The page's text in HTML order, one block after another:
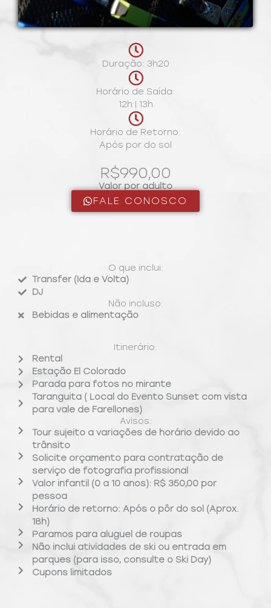
Duração: 3h20
Horário de Saída:
12h | 13h
Horário de Retorno:
Após por do sol
R$990,00
Valor por adulto
FALE CONOSCO
O que inclui:
Transfer (Ida e Volta)
DJ
Não incluso:
Bebidas e alimentação
Itinerário:
Rental
Estação El Colorado
Parada para fotos no mirante
Taranguita ( Local do Evento Sunset com vista
para vale de Farellones)
Avisos:
Tour sujeito a variações de horário devido ao
trânsito
Solicite orçamento para contratação de
serviço de fotografia profissional
Valor infantil (0 a 10 anos): R$ 350,00 por
pessoa
Horário de retorno: Após o pôr do sol (Aprox.
18h)
Paramos para aluguel de roupas
Não inclui atividades de ski ou entrada em
parques (para isso, consulte o Ski Day)
Cupons limitados